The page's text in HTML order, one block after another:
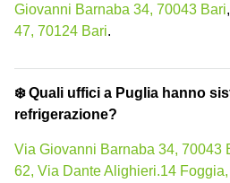
Giovanni Barnaba 34, 70043 Bari,
47, 70124 Bari.
❄️ Quali uffici a Puglia hanno
refrigerazione?
Via Giovanni Barnaba 34, 70043
62, Via Dante Alighieri.14